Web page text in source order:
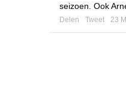
seizoen. Ook
Delen Tweet 23